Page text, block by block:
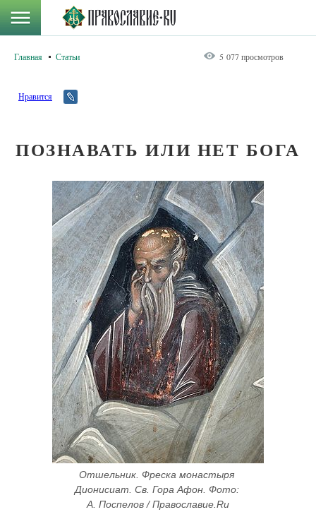
Главная Статьи 5 077 просмотров
Нравится
ПОЗНАВАТЬ ИЛИ НЕТ БОГА
Отшельник. Фреска монастыря
Дионисиат. Св. Гора Афон. Фото:
А. Поспелов / Православие.Ru